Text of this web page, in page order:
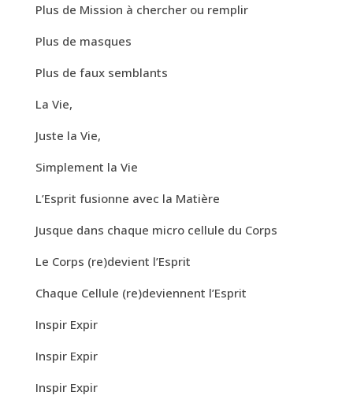
Plus de Mission à chercher ou remplir
Plus de masques
Plus de faux semblants
La Vie,
Juste la Vie,
Simplement la Vie
L’Esprit fusionne avec la Matière
Jusque dans chaque micro cellule du Corps
Le Corps (re)devient l’Esprit
Chaque Cellule (re)deviennent l’Esprit
Inspir Expir
Inspir Expir
Inspir Expir